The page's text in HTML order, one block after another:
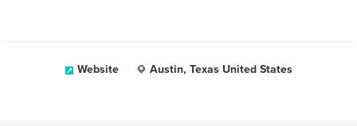
Website Austin, Texas United States